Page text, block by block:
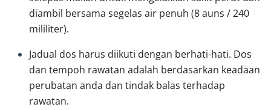
diambil bersama segelas air penuh (8 auns / 240
mililiter).
Jadual dos harus diikuti dengan berhati-hati. Dos
dan tempoh rawatan adalah berdasarkan keadaan
perubatan anda dan tindak balas terhadap
rawatan.